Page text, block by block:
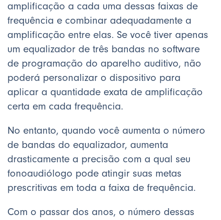
amplificação a cada uma dessas faixas de
frequência e combinar adequadamente a
amplificação entre elas. Se você tiver apenas
um equalizador de três bandas no software
de programação do aparelho auditivo, não
poderá personalizar o dispositivo para
aplicar a quantidade exata de amplificação
certa em cada frequência.
No entanto, quando você aumenta o número
de bandas do equalizador, aumenta
drasticamente a precisão com a qual seu
fonoaudiólogo pode atingir suas metas
prescritivas em toda a faixa de frequência.
Com o passar dos anos, o número dessas